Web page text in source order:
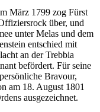
März 1799 zog Fürst
über, und
unter Melas und dem
entschied mit
an der Trebbia
befördert. Für seine
Bravour,
am 18. August 1801
ausgezeichnet.